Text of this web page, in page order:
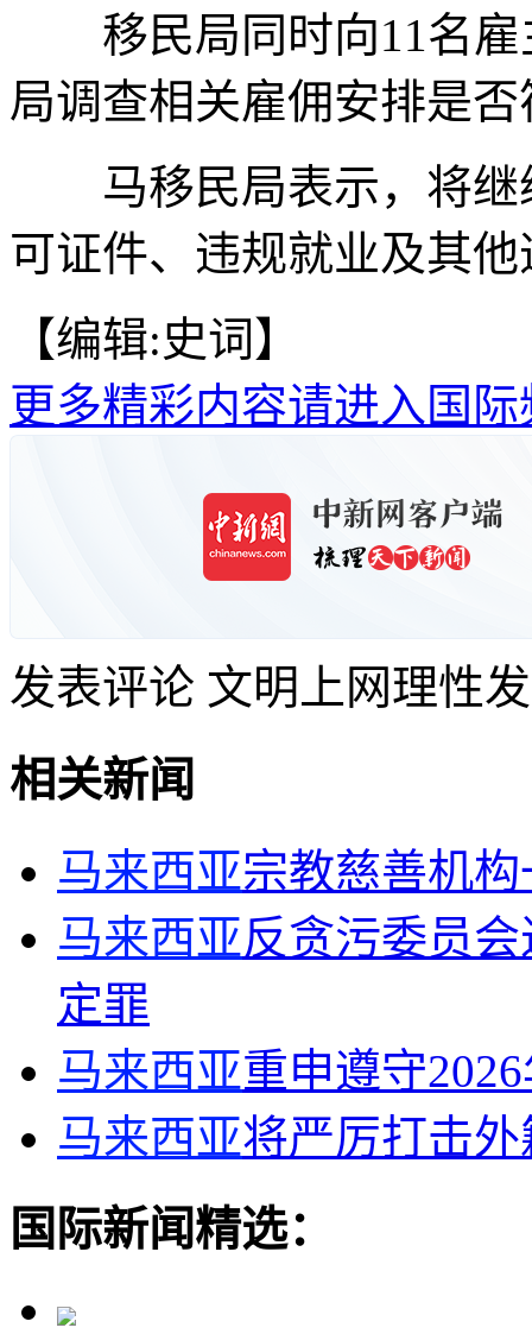
移民局同时向11名雇
局调查相关雇佣安排是
马移民局表示，将继
可证件、违规就业及其
【编辑:史词】
更多精彩内容请进入国际
发表评论 文明上网理性
相关新闻
马来西亚宗教慈善机
马来西亚反贪污委员
定罪
马来西亚重申遵守
马来西亚将严厉打击
国际新闻精选：